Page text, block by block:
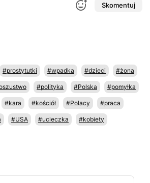
Skomentuj
#prostytutki #wpadka #dzieci #żona
#polityka #Polska #pomyłka
#kara #kościół #Polacy #praca
#USA #ucieczka #kobiety